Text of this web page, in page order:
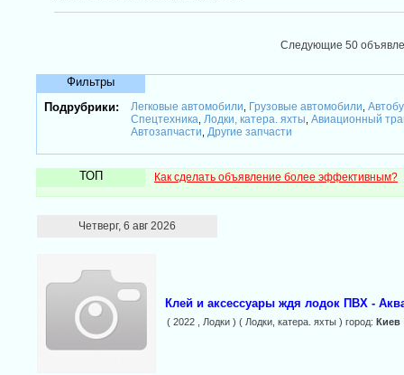
Следующие 50
Фильтры
Подрубрики:
Легковые автомобили Грузовые автомобили
Спецтехника Лодки, катера. яхты Авиационный
Автозапчасти Другие запчасти
ТОП Как сделать объявление более эффективным?
Четверг, 6 авг 2026
Клей и аксессуары ждя лодок ПВХ -
( 2022 , Лодки ) ( Лодки, катера. яхты ) город: Киев